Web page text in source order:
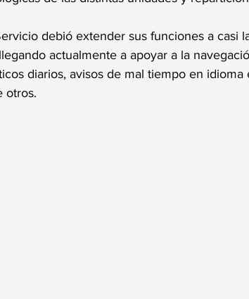
debió extender sus funciones a casi
actualmente a apoyar a la
diarios, avisos de mal tiempo en idioma
otros.